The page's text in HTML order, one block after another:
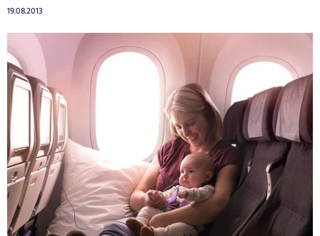
19.08.2013